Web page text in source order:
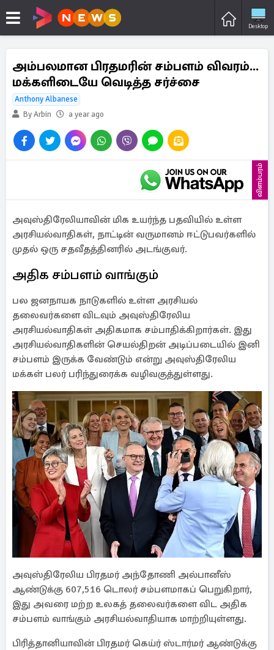
Desktop
அம்பலமான பிரதமரின் சம்பளம் விவரம்...
மக்களிடையே வெடித்த சர்ச்சை
Anthony Albanese
By Arbin
a year ago
விளம்பரம்
அவுஸ்திரேலியாவின் மிக உயர்ந்த பதவியில் உள்ள
அரசியல்வாதிகள், நாட்டின் வருமானம் ஈட்டுபவர்களில்
முதல் ஒரு சதவீதத்தினரில் அடங்குவர்.
அதிக சம்பளம் வாங்கும்
பல ஜனநாயக நாடுகளில் உள்ள அரசியல்
தலைவர்களை விடவும் அவுஸ்திரேலிய
அரசியல்வாதிகள் அதிகமாக சம்பாதிக்கிறார்கள். இது
அரசியல்வாதிகளின் செயல்திறன் அடிப்படையில் இனி
சம்பளம் இருக்க வேண்டும் என்று அவுஸ்திரேலிய
மக்கள் பலர் பரிந்துரைக்க வழிவகுத்துள்ளது.
அவுஸ்திரேலிய பிரதமர் அந்தோணி அல்பானீஸ்
ஆண்டுக்கு 607,516 டொலர் சம்பளமாகப் பெறுகிறார்,
இது அவரை மற்ற உலகத் தலைவர்களை விட அதிக
சம்பளம் வாங்கும் அரசியல்வாதியாக மாற்றியுள்ளது.
பிரித்தானியாவின் பிரதமர் கெய்ர் ஸ்டார்மர் ஆண்டுக்கு